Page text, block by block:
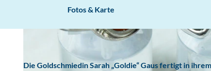
Fotos & Karte
Die Goldschmiedin Sarah „Goldie“ Gaus fertigt in